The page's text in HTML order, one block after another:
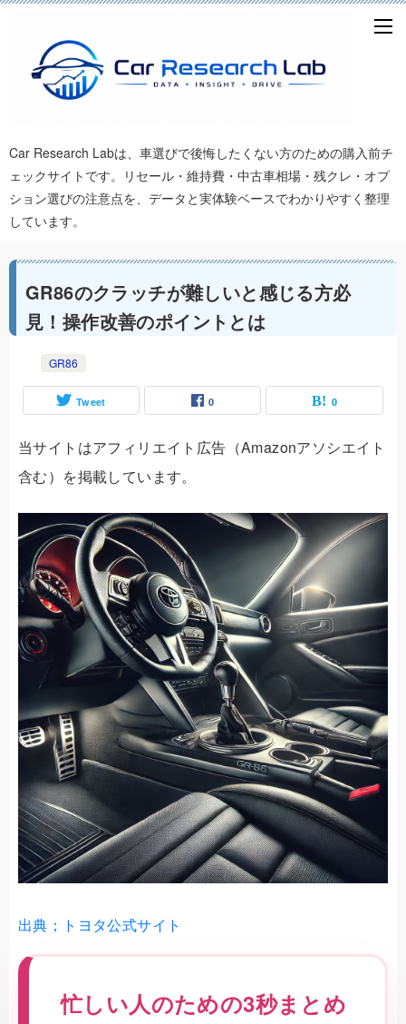
Car Research Labは、車選びで後悔したくない方のための購入前チ
ェックサイトです。リセール・維持費・中古車相場・残クレ・オプ
ション選びの注意点を、データと実体験ベースでわかりやすく整理
しています。
GR86のクラッチが難しいと感じる方必
見！操作改善のポイントとは
GR86
Tweet 0 0
当サイトはアフィリエイト広告（Amazonアソシエイト
含む）を掲載しています。
出典；トヨタ公式サイト
忙しい人のための3秒まとめ